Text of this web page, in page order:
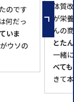
のです
何だっ
いま
ウソの
体質
が栄
んの
とた
一緒
べて
きて